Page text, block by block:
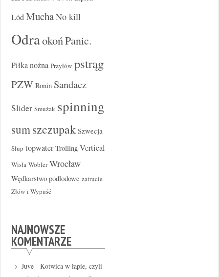
LódMuchaNo kill
OdraokońPanic.
Piłka nożna Przyłów pstrąg
PZW Ronin Sandacz
Slider Smużak spinning
sumszczupak Szwecja
Słup topwater Trolling Vertical
Wisła Wobler Wrocław
Wędkarstwo podlodowe zatrucie
Złów i Wypuść
NAJNOWSZE
KOMENTARZE
Juve -Kotwica w łapie, czyli